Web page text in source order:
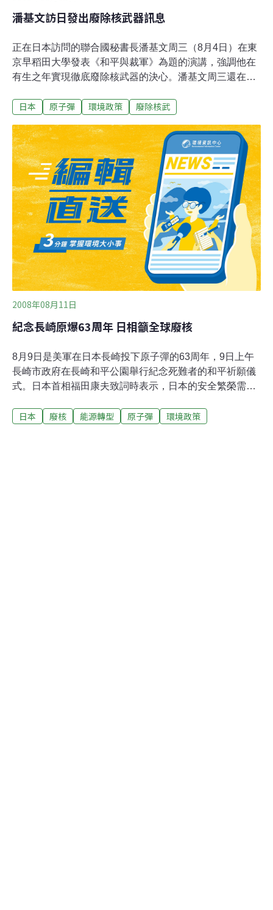
潘基文訪日發出廢除核武器訊息
正在日本訪問的聯合國秘書長潘基文周三（8月4日）在東
京早稻田大學發表《和平與裁軍》為題的演講，強調他在
有生之年實現徹底廢除核武器的決心。潘基文周三還在東
派遣自衛隊直升機部隊參與維和活動，以緩解維和活動中
提出向蘇丹派遣陸上自衛隊直升機部隊的要求。北澤周三
對潘基文解釋說，因為日本存在憲法制約和運用等方面的
難題。周二下午抵達日本、預定周六結束訪日的潘基文，
此行主要目的是出席周五在廣島舉行的「原子彈被害65週
年和平紀念儀式」，這將是聯合國秘書長首次出席廣島每
年舉行的這一儀式，在此之前，潘基文預定周四訪問日本
另一個原子彈被害城市--長崎。隨著美國總統奧巴馬推行
削減核武器的政策得到國際社會回應，聯合國也加大了推
動廢除核武器的力度。潘基文周二晚與日本外相岡田克也
會談時，岡田說，為了世界將來實現無核武器的目
日本 原子彈 環境政策 廢除核武
2008年08月11日
紀念長崎原爆63周年 日相籲全球廢核
8月9日是美軍在日本長崎投下原子彈的63周年，9日上午
長崎市政府在長崎和平公園舉行紀念死難者的和平祈願儀
式。日本首相福田康夫致詞時表示，日本的安全繁榮需要
則」(不製造、不引進以及不擁有)，讓廢除核子武器的政
日本 廢核 能源轉型 原子彈 環境政策